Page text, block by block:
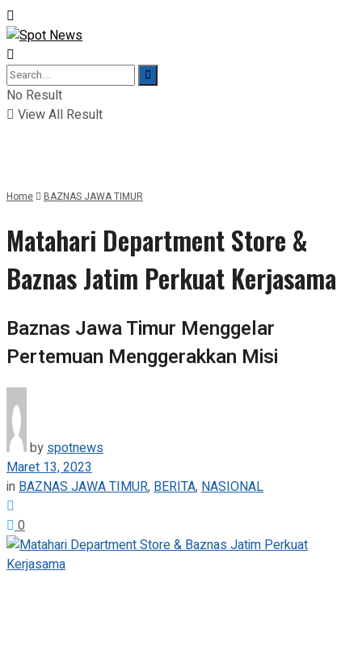
No Result
View All Result
Home BAZNAS JAWA TIMUR
Matahari Department Store &
Baznas Jatim Perkuat Kerjasama
Baznas Jawa Timur Menggelar
Pertemuan Menggerakkan Misi
by spotnews
Maret 13, 2023
in BAZNAS JAWA TIMUR, BERITA, NASIONAL
0